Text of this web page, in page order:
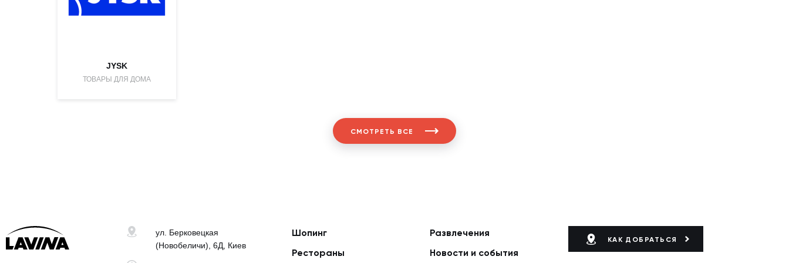
JYSK
ТОВАРЫ ДЛЯ ДОМА
СМОТРЕТЬ ВСЕ
ул. Берковецкая
(Новобеличи), 6Д, Киев
Шопинг
Развлечения
Рестораны
Новости и события
КАК ДОБРАТЬСЯ